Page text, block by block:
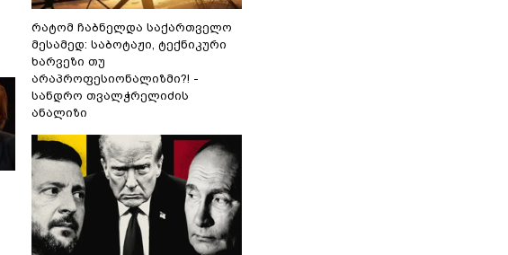
რატომ ჩაბნელდა საქართველო
მესამედ: საბოტაჟი, ტექნიკური
ხარვეზი თუ
არაპროფესიონალიზმი?! -
სანდრო თვალჭრელიძის
ანალიზი